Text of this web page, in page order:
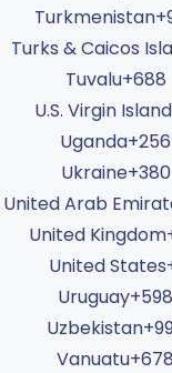
Turkmenistan
Turks & Caicos
Tuvalu+688
U.S. Virgin
Uganda+256
Ukraine+380
United Arab
United Kingdom
United States
Uruguay+598
Uzbekistan
Vanuatu+678